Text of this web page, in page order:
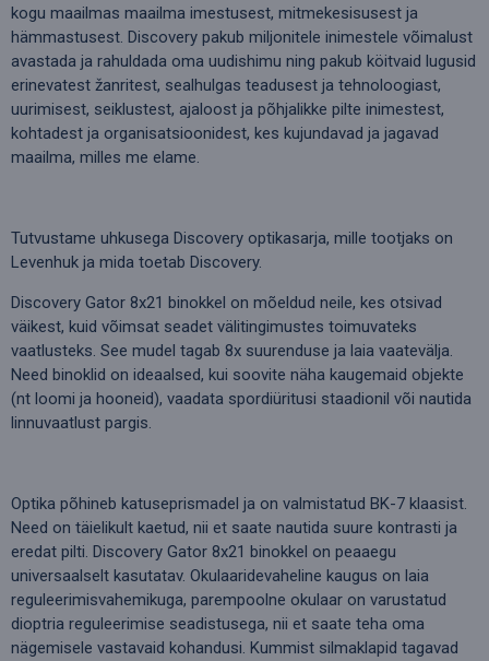
kogu maailmas maailma imestusest, mitmekesisusest ja
hämmastusest. Discovery pakub miljonitele inimestele võimalust
avastada ja rahuldada oma uudishimu ning pakub köitvaid lugusid
erinevatest žanritest, sealhulgas teadusest ja tehnoloogiast,
uurimisest, seiklustest, ajaloost ja põhjalikke pilte inimestest,
kohtadest ja organisatsioonidest, kes kujundavad ja jagavad
maailma, milles me elame.
Tutvustame uhkusega Discovery optikasarja, mille tootjaks on
Levenhuk ja mida toetab Discovery.
Discovery Gator 8x21 binokkel on mõeldud neile, kes otsivad
väikest, kuid võimsat seadet välitingimustes toimuvateks
vaatlusteks. See mudel tagab 8x suurenduse ja laia vaatevälja.
Need binoklid on ideaalsed, kui soovite näha kaugemaid objekte
(nt loomi ja hooneid), vaadata spordiüritusi staadionil või nautida
linnuvaatlust pargis.
Optika põhineb katuseprismadel ja on valmistatud BK-7 klaasist.
Need on täielikult kaetud, nii et saate nautida suure kontrasti ja
eredat pilti. Discovery Gator 8x21 binokkel on peaaegu
universaalselt kasutatav. Okulaaridevaheline kaugus on laia
reguleerimisvahemikuga, parempoolne okulaar on varustatud
dioptria reguleerimise seadistusega, nii et saate teha oma
nägemisele vastavaid kohandusi. Kummist silmaklapid tagavad